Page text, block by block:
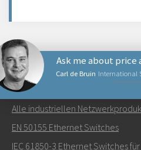
Carl de Bruin International
Ask me about
Senden Sie eine E-Mail an Carl
NETZWERKPRODUKTE
Alle industriellen
EN 50155 Ethernet Switches
IEC 61850-3 Ethernet Switches für